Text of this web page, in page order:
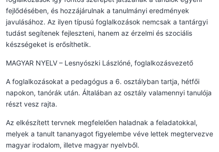
fejlődésében, és hozzájárulnak a tanulmányi eredmények
javulásához. Az ilyen típusú foglalkozások nemcsak a tantárgyi
tudást segítenek fejleszteni, hanem az érzelmi és szociális
készségeket is erősíthetik.
MAGYAR NYELV – Lesnyószki Lászlóné, foglalkozásvezető
A foglalkozásokat a pedagógus a 6. osztályban tartja, hétfői
napokon, tanórák után. Általában az osztály valamennyi tanulója
részt vesz rajta.
Az elkészített tervnek megfelelően haladnak a feladatokkal,
melyek a tanult tananyagot figyelembe véve lettek megtervezve
magyar irodalom, illetve magyar nyelvből.